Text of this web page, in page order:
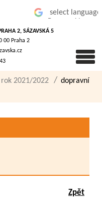
2, SÁZAVSKÁ 5
00 Praha 2
rok 2021/2022
dopravní
Zpět